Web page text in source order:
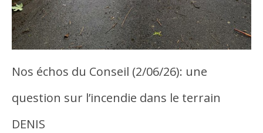
Nos échos du Conseil (2/06/26): une
question sur l’incendie dans le terrain
DENIS